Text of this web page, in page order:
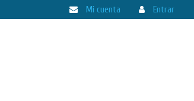
Mi cuenta
Entrar